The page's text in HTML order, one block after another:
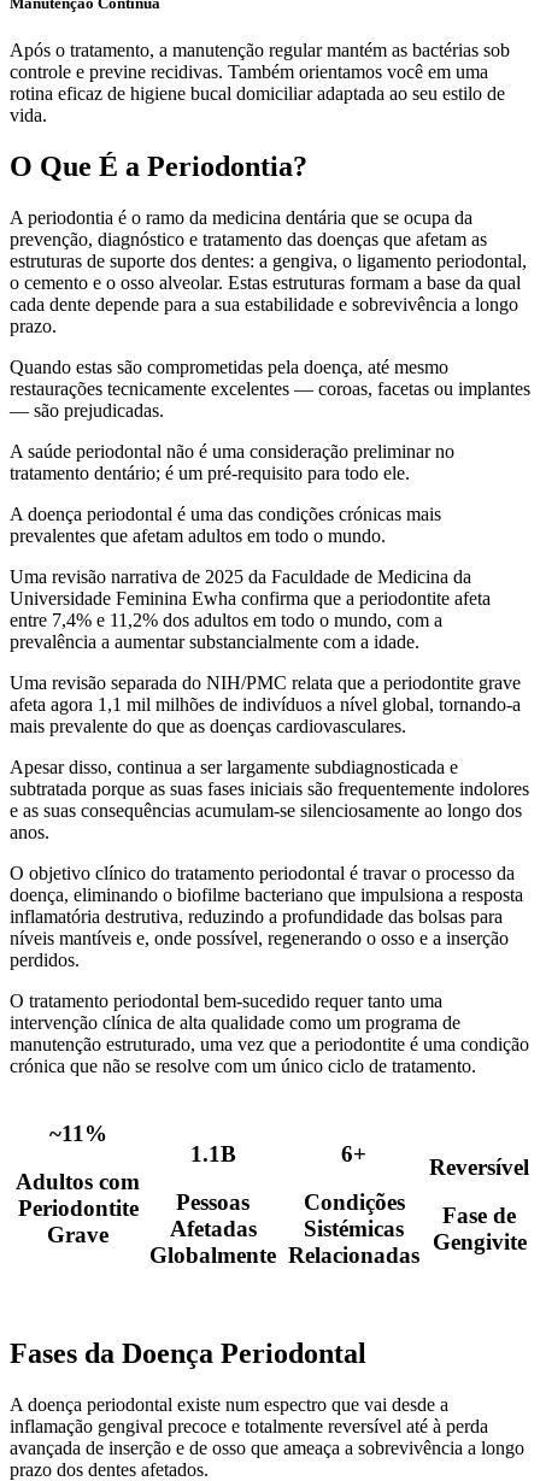
Após o tratamento, a manutenção regular mantém as bactérias sob
controle e previne recidivas. Também orientamos você em uma
rotina eficaz de higiene bucal domiciliar adaptada ao seu estilo de
vida.
O Que É a Periodontia?
A periodontia é o ramo da medicina dentária que se ocupa da
prevenção, diagnóstico e tratamento das doenças que afetam as
estruturas de suporte dos dentes: a gengiva, o ligamento periodontal,
o cemento e o osso alveolar. Estas estruturas formam a base da qual
cada dente depende para a sua estabilidade e sobrevivência a longo
prazo.
Quando estas são comprometidas pela doença, até mesmo
restaurações tecnicamente excelentes — coroas, facetas ou implantes
— são prejudicadas.
A saúde periodontal não é uma consideração preliminar no
tratamento dentário; é um pré-requisito para todo ele.
A doença periodontal é uma das condições crónicas mais
prevalentes que afetam adultos em todo o mundo.
Uma revisão narrativa de 2025 da Faculdade de Medicina da
Universidade Feminina Ewha confirma que a periodontite afeta
entre 7,4% e 11,2% dos adultos em todo o mundo, com a
prevalência a aumentar substancialmente com a idade.
Uma revisão separada do NIH/PMC relata que a periodontite grave
afeta agora 1,1 mil milhões de indivíduos a nível global, tornando-a
mais prevalente do que as doenças cardiovasculares.
Apesar disso, continua a ser largamente subdiagnosticada e
subtratada porque as suas fases iniciais são frequentemente indolores
e as suas consequências acumulam-se silenciosamente ao longo dos
anos.
O objetivo clínico do tratamento periodontal é travar o processo da
doença, eliminando o biofilme bacteriano que impulsiona a resposta
inflamatória destrutiva, reduzindo a profundidade das bolsas para
níveis mantíveis e, onde possível, regenerando o osso e a inserção
perdidos.
O tratamento periodontal bem-sucedido requer tanto uma
intervenção clínica de alta qualidade como um programa de
manutenção estruturado, uma vez que a periodontite é uma condição
crónica que não se resolve com um único ciclo de tratamento.
~11%
Adultos com
Periodontite
Grave
1.1B
Pessoas
Afetadas
Globalmente
6+
Condições
Sistémicas
Relacionadas
Reversível
Fase de
Gengivite
Fases da Doença Periodontal
A doença periodontal existe num espectro que vai desde a
inflamação gengival precoce e totalmente reversível até à perda
avançada de inserção e de osso que ameaça a sobrevivência a longo
prazo dos dentes afetados.